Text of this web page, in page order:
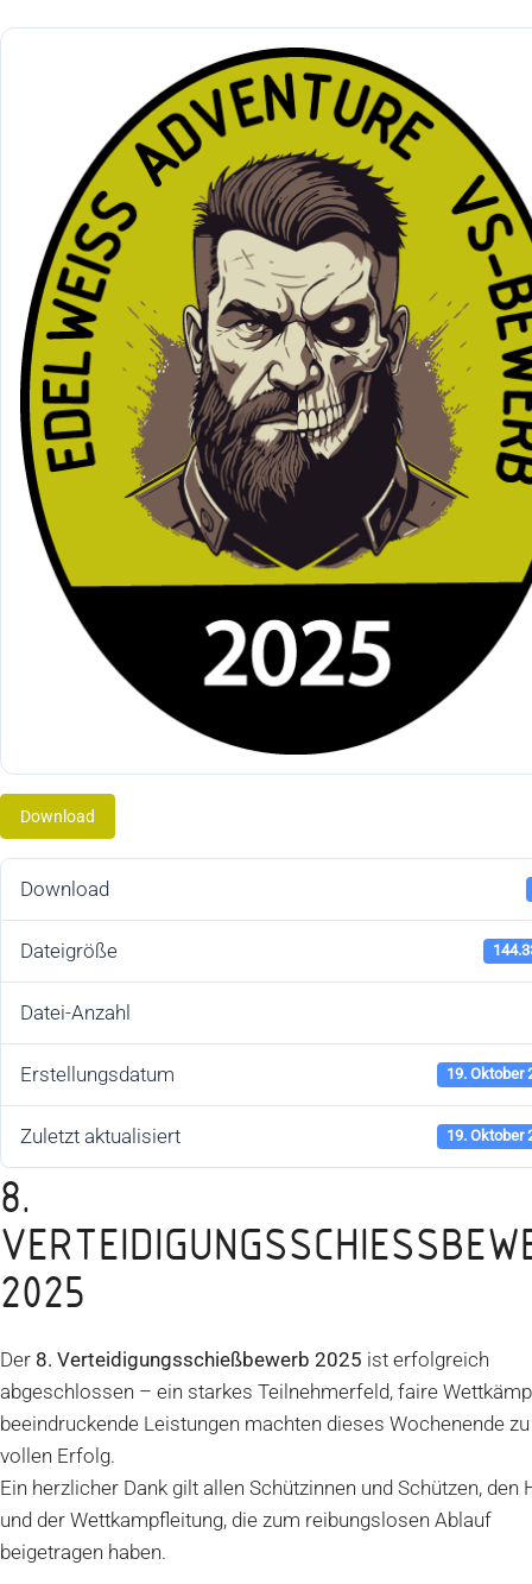
Download
Download
Dateigröße
Datei-Anzahl
Erstellungsdatum 19. Oktober
Zuletzt aktualisiert 19. Oktober
8.
025
Der 8. Verteidigungsschießbewerb 2025 ist erfolgreich
abgeschlossen – ein starkes Teilnehmerfeld, faire
beeindruckende Leistungen machten dieses Wochenende
vollen Erfolg.
Ein herzlicher Dank gilt allen Schützinnen und Schützen, den
und der Wettkampfleitung, die zum reibungslosen Ablauf
beigetragen haben.